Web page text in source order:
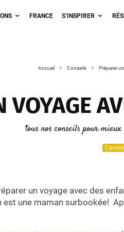
FRANCE S’INSPIRER
Accueil Conseils Préparer
VOYAGE
tous nos conseils pour
un voyage avec des
est une maman surbookée!